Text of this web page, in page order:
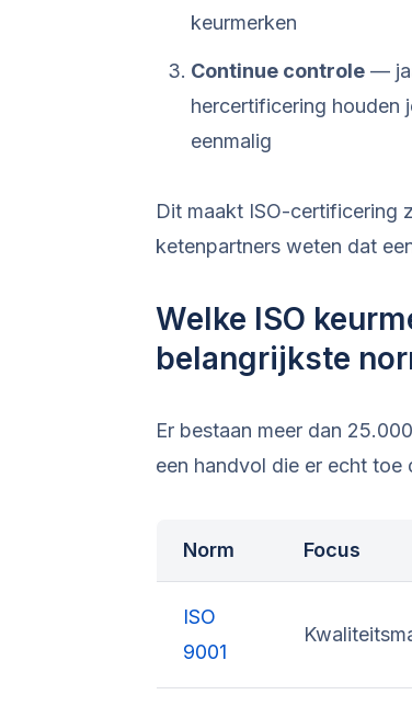
keurmerken
Continue controle —
hercertificering houden
eenmalig
Dit maakt ISO-certificering
ketenpartners weten dat
Welke ISO
belangrijkste
Er bestaan meer dan
een handvol die er echt toe
Norm Focus
ISO
9001